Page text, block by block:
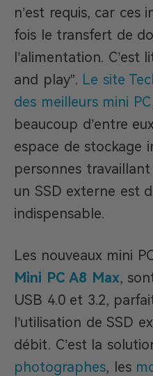
n’est requis, car ces
fois le transfert de
l’alimentation.
and play”. Le site
des meilleurs mini PC
beaucoup d’entre
espace de stockage
personnes
un SSD externe est
indispensable.
Les nouveaux mini
Mini PC A8 Max,
USB 4.0 et 3.2,
l’utilisation de SSD
débit. C’est la
photographes, les